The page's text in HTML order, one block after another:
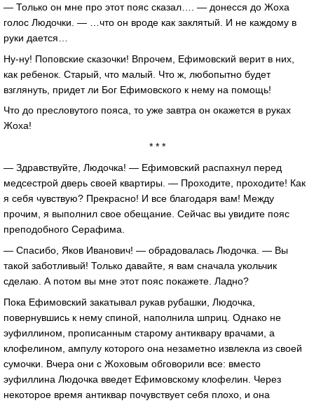
— Только он мне про этот пояс сказал…. — донесся до Жоха
голос Людочки. — …что он вроде как заклятый. И не каждому в
руки дается…
Ну-ну! Поповские сказочки! Впрочем, Ефимовский верит в них,
как ребенок. Старый, что малый. Что ж, любопытно будет
взглянуть, придет ли Бог Ефимовского к нему на помощь!
Что до пресловутого пояса, то уже завтра он окажется в руках
Жоха!
* * *
— Здравствуйте, Людочка! — Ефимовский распахнул перед
медсестрой дверь своей квартиры. — Проходите, проходите! Как
я себя чувствую? Прекрасно! И все благодаря вам! Между
прочим, я выполнил свое обещание. Сейчас вы увидите пояс
преподобного Серафима.
— Спасибо, Яков Иванович! — обрадовалась Людочка. — Вы
такой заботливый! Только давайте, я вам сначала укольчик
сделаю. А потом вы мне этот пояс покажете. Ладно?
Пока Ефимовский закатывал рукав рубашки, Людочка,
повернувшись к нему спиной, наполнила шприц. Однако не
эуфиллином, прописанным старому антиквару врачами, а
клофелином, ампулу которого она незаметно извлекла из своей
сумочки. Вчера они с Жоховым обговорили все: вместо
эуфиллина Людочка введет Ефимовскому клофелин. Через
некоторое время антиквар почувствует себя плохо, и она